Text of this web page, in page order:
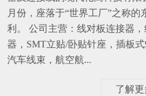
月份，座落于“世界工厂”之称
利。 公司主营：线对板连接器
器，SMT立贴/卧贴针座，插板式
汽车线束，航空航...
了解更